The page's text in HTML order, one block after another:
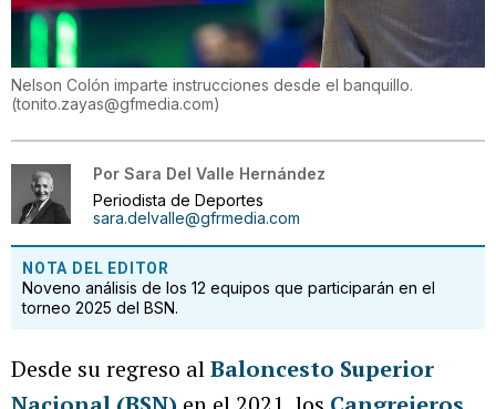
Nelson Colón imparte instrucciones desde el banquillo.
(tonito.zayas@gfmedia.com)
Por Sara Del Valle Hernández
Periodista de Deportes
sara.delvalle@gfrmedia.com
NOTA DEL EDITOR
Noveno análisis de los 12 equipos que participarán en el
torneo 2025 del BSN.
Desde su regreso alBaloncesto Superior